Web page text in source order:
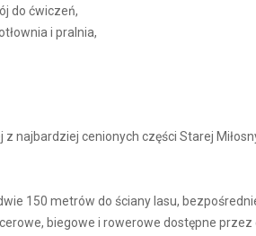
do ćwiczeń,
i pralnia,
z najbardziej cenionych części Starej
150 metrów do ściany lasu,
biegowe i rowerowe dostępne przez